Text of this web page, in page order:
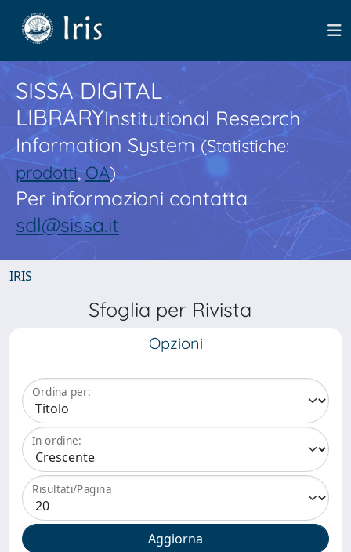
SISSA DIGITAL
LIBRARYInstitutional Research
Information System(Statistiche:
prodotti,OA)
Per informazioni contatta
sdl@sissa.it
IRIS
Sfoglia per Rivista
Opzioni
Ordina per:
In ordine:
Risultati/Pagina